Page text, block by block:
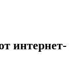
интернет-